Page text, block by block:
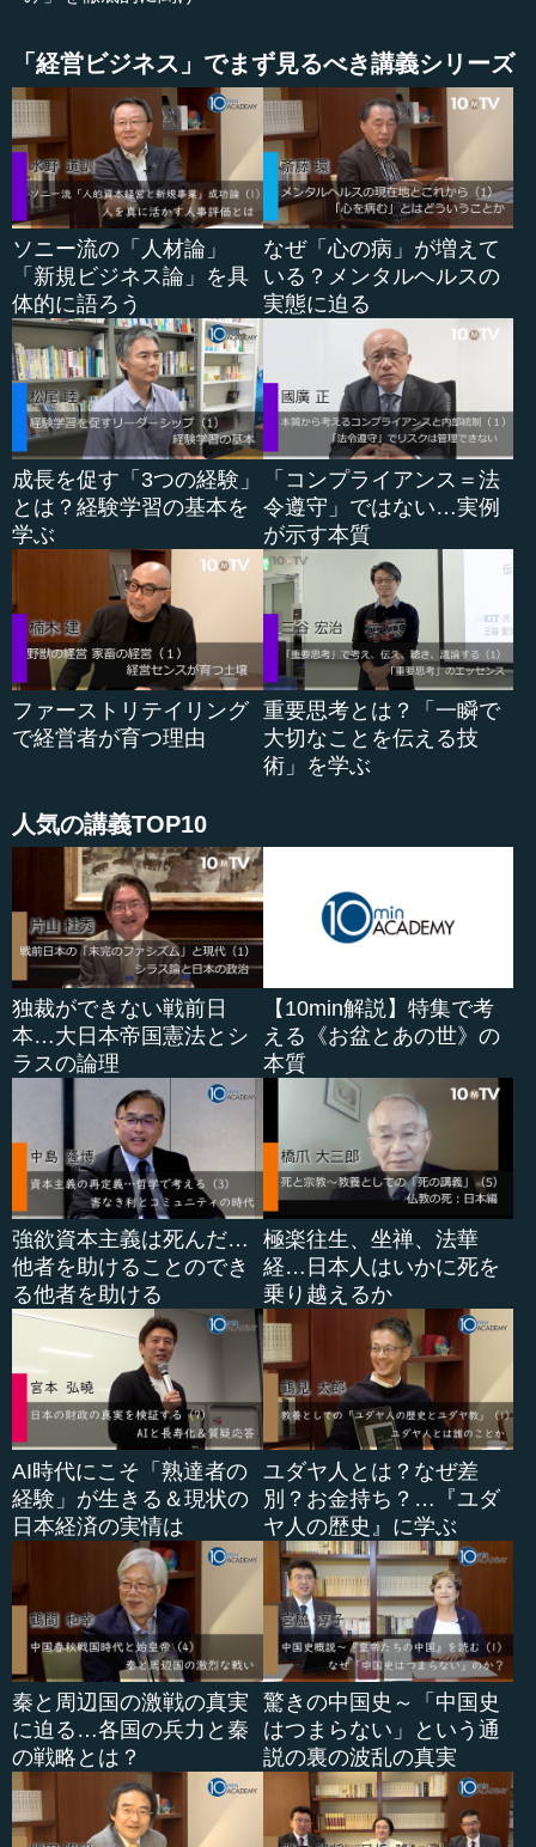
ていなかったのです。
企業の活動を効率化させようとすると、インプットとア
ウトプットの関係を考えます。浮動票は、価格を安くした
り新商品を出したりといった手を打つと、すぐに変わる。
ビールメーカーの戦いはこれまで、この2割の浮動票の奪い
合いをしていました。値段を安くするとすぐに売れるの
で、効率的なのです。基礎票はロイヤルユーザーなので、
値段を安くしても、広告を多く打っても、売上は変わりま
せん。ここには手を付けていなかった。
ですが、理念からいうと、やはりここ（基礎票）が大事
なのです。ただ、ここは頑固者なのです。いろいろ手を打
っても変わらない。ですが、ここから逃げるわけにいきま
せん。
基礎票の方々は頑固者である理由を考えると、やはりそ
の人の心の中に、何かが蓄積されているのです。...
「経営ビジネス」でまず見るべき講義シリーズ
ソニー流の「人材論」
「新規ビジネス論」を具
体的に語ろう
なぜ「心の病」が増えて
いる？メンタルヘルスの
実態に迫る
成長を促す「3つの経験」
とは？経験学習の基本を
学ぶ
「コンプライアンス＝法
令遵守」ではない…実例
が示す本質
ファーストリテイリング
で経営者が育つ理由
重要思考とは？「一瞬で
大切なことを伝える技
術」を学ぶ
人気の講義TOP10
独裁ができない戦前日
本…大日本帝国憲法とシ
ラスの論理
【10min解説】特集で考
える《お盆とあの世》の
本質
強欲資本主義は死んだ…
他者を助けることのでき
る他者を助ける
極楽往生、坐禅、法華
経…日本人はいかに死を
乗り越えるか
AI時代にこそ「熟達者の
経験」が生きる＆現状の
日本経済の実情は
ユダヤ人とは？なぜ差
別？お金持ち？…『ユダ
ヤ人の歴史』に学ぶ
秦と周辺国の激戦の真実
に迫る…各国の兵力と秦
の戦略とは？
驚きの中国史～「中国史
はつまらない」という通
説の裏の波乱の真実